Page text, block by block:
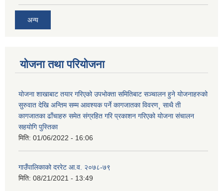
अन्य
योजना तथा परियोजना
योजना शाखाबाट तयार गरिएको उपभोक्ता समितिबाट सञ्चालन हुने योजनाहरुको
सुरुवात देखि अन्तिम सम्म आवश्यक पर्ने कागजातका विवरण¸ साथै ती
कागजातका ढाँचाहरु समेत संग्रहित गरि प्रकाशन गरिएको योजना संचालन
सहयोगि पुस्तिका
मिति: 01/06/2022 - 16:06
गाउँपालिकाको दररेट आ.व. २०७८-७९
मिति: 08/21/2021 - 13:49